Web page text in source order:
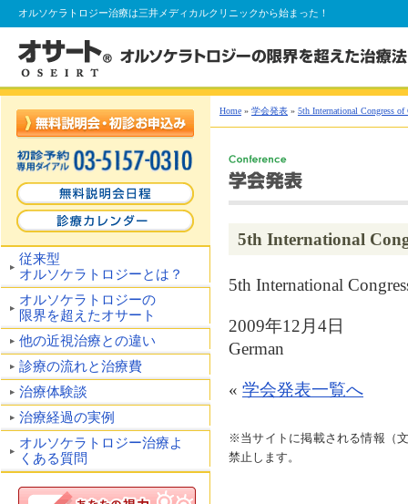
オルソケラトロジー治療は三井メディカルクリニックから始まった！
従来型
オルソケラトロジーとは？
オルソケラトロジーの
限界を超えたオサート
他の近視治療との違い
診療の流れと治療費
治療体験談
治療経過の実例
オルソケラトロジー治療よ
くある質問
Home » 学会発表 » 5th International Congress
5th International
5th International
2009年12月4日
German
« 学会発表一覧へ
※当サイトに掲載される情報（
禁止します。